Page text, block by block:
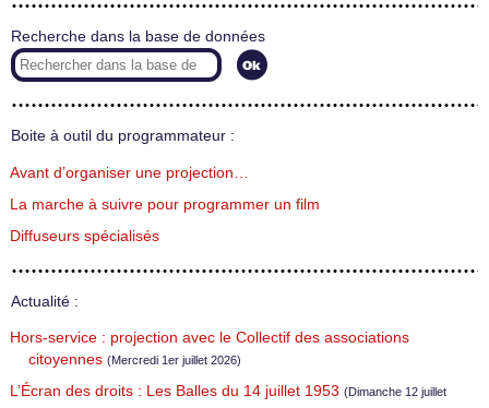
Recherche dans la base de données
Boite à outil du programmateur :
Avant d’organiser une projection…
La marche à suivre pour programmer un film
Diffuseurs spécialisés
Actualité :
Hors-service : projection avec le Collectif des associations
citoyennes (Mercredi 1er juillet 2026)
L’Écran des droits : Les Balles du 14 juillet 1953 (Dimanche 12 juillet